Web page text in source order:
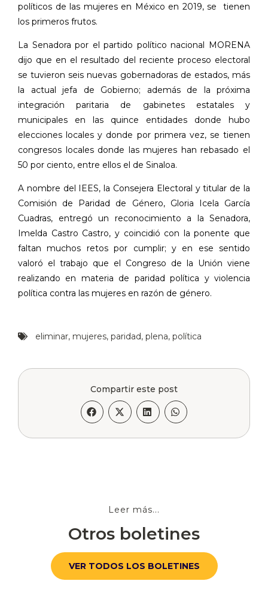
políticos de las mujeres en México en 2019, se
tienen
los primeros frutos.
La Senadora por el partido político nacional MORENA
dijo que en el resultado del reciente proceso electoral
se tuvieron seis nuevas gobernadoras de estados, más
la actual jefa de Gobierno; además de la próxima
integración paritaria de gabinetes estatales y
municipales en las quince entidades donde hubo
elecciones locales y donde por primera vez, se tienen
congresos locales donde las mujeres han rebasado el
50 por ciento, entre ellos el de Sinaloa.
A nombre del IEES, la Consejera Electoral y titular de la
Comisión de Paridad de Género, Gloria Icela García
Cuadras, entregó un reconocimiento a la Senadora,
Imelda Castro Castro, y coincidió con la ponente que
faltan muchos retos por cumplir; y en ese sentido
valoró el trabajo que el Congreso de la Unión viene
realizando en materia de paridad política y violencia
política contra las mujeres en razón de género.
eliminar, mujeres, paridad, plena, política
Compartir este post
Leer más...
Otros boletines
VER TODOS LOS BOLETINES